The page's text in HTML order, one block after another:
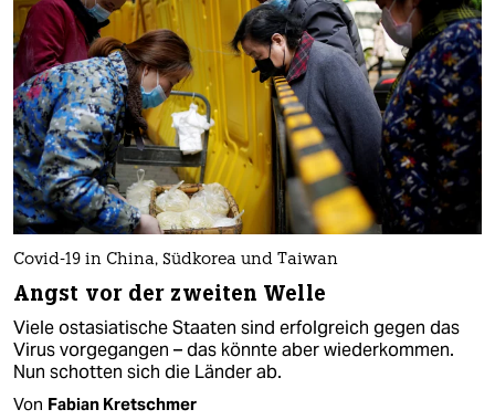
Covid-19 in China, Südkorea und Taiwan
Angst vor der zweiten Welle
Viele ostasiatische Staaten sind erfolgreich gegen das
Virus vorgegangen – das könnte aber wiederkommen.
Nun schotten sich die Länder ab.
Von Fabian Kretschmer